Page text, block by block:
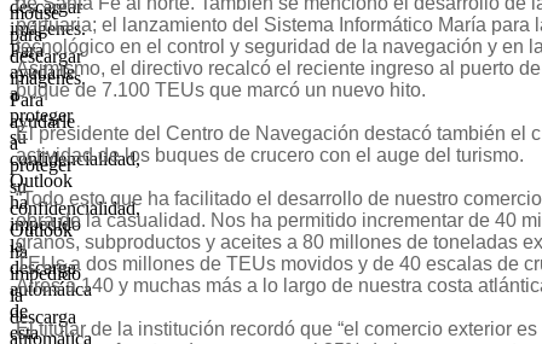
portuaria; el lanzamiento del Sistema Informático María para
tecnológico en el control y seguridad de la navegación y en
Asimismo, el directivo recalcó el reciente ingreso al puerto
buque de 7.100 TEUs que marcó un nuevo hito.
El presidente del Centro de Navegación destacó también el
actividad de los buques de crucero con el auge del turismo.
“Todo esto que ha facilitado el desarrollo de nuestro
obra de la casualidad. Nos ha permitido incrementar de 40
granos, subproductos y aceites a 80 millones de toneladas
TEUs a dos millones de TEUs movidos y de 40 escalas de
Aires a 140 y muchas más a lo largo de nuestra costa
El titular de la institución recordó que “el comercio exterior